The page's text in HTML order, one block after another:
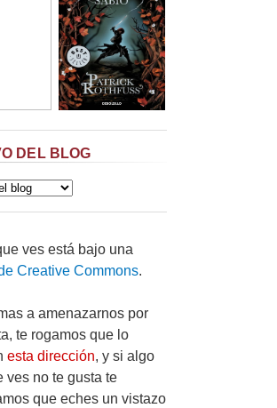
DEL BLOG
ves está bajo una
Creative Commons.
a amenazarnos por
te rogamos que lo
esta dirección, y si algo
ves no te gusta te
que eches un vistazo